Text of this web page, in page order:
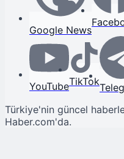
Google News
YouTubeTikTok
Türkiye'nin güncel
Haber.com'da.